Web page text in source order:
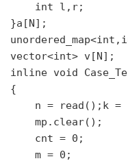
    int l,r;
}a[N];
vector<int> v[N];
inline void
{
n = read();k =
    mp.clear();
    cnt = 0;
    m = 0;